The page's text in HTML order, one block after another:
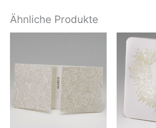
Ähnliche Produkte